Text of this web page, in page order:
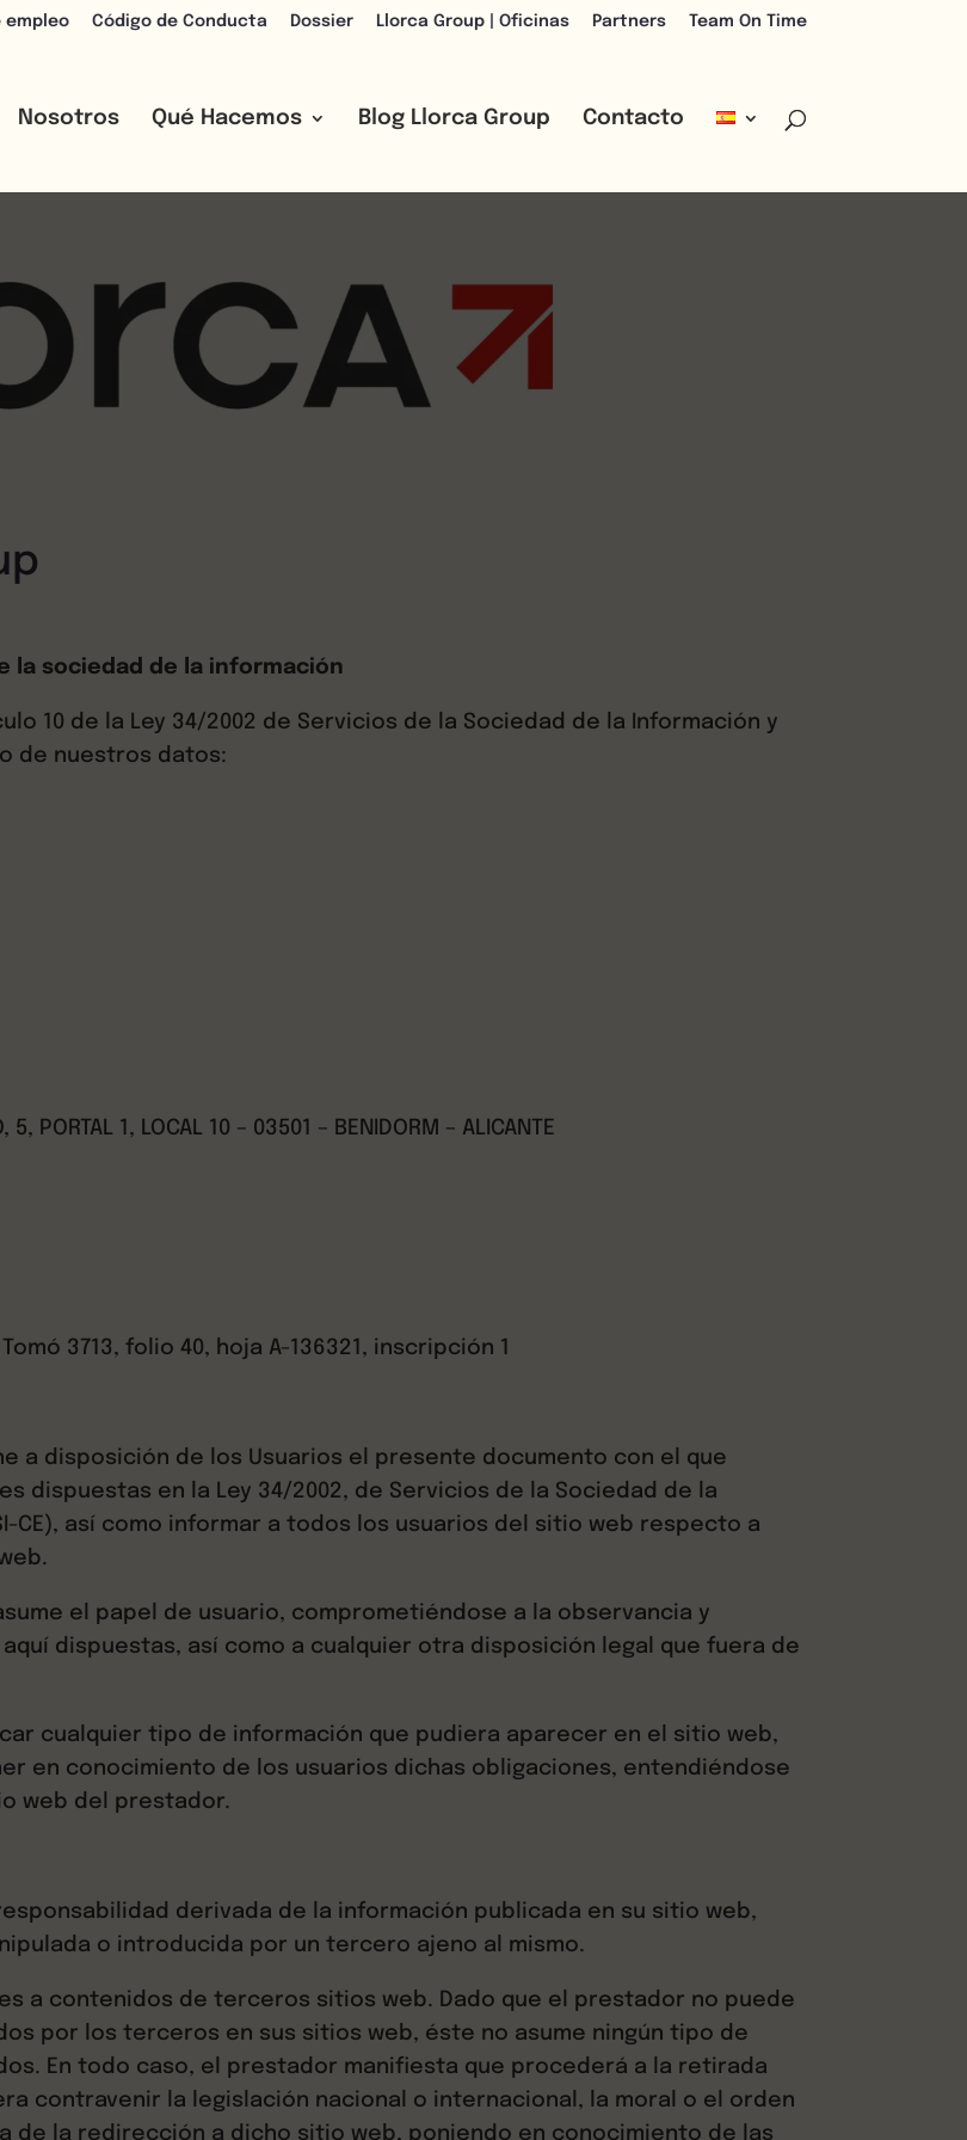
empleo Código de Conducta Dossier Llorca Group | Oficinas Partners Team On Time
Nosotros Qué Hacemos Blog Llorca Group Contacto
la sociedad de la información
10 de la Ley 34/2002 de Servicios de la Sociedad de la Información y
de nuestros datos:
5, PORTAL 1, LOCAL 10 – 03501 – BENIDORM – ALICANTE
3713, folio 40, hoja A-136321, inscripción 1
a disposición de los Usuarios el presente documento con el que
dispuestas en la Ley 34/2002, de Servicios de la Sociedad de la
CE), así como informar a todos los usuarios del sitio web respecto a
el papel de usuario, comprometiéndose a la observancia y
dispuestas, así como a cualquier otra disposición legal que fuera de
cualquier tipo de información que pudiera aparecer en el sitio web,
en conocimiento de los usuarios dichas obligaciones, entendiéndose
web del prestador.
derivada de la información publicada en su sitio web,
o introducida por un tercero ajeno al mismo.
a contenidos de terceros sitios web. Dado que el prestador no puede
por los terceros en sus sitios web, éste no asume ningún tipo de
En todo caso, el prestador manifiesta que procederá a la retirada
contravenir la legislación nacional o internacional, la moral o el orden
de la redirección a dicho sitio web, poniendo en conocimiento de las